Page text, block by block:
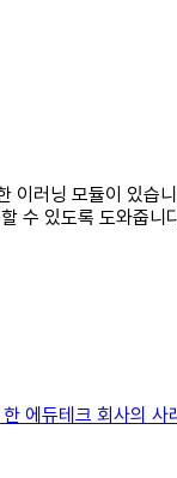
러닝 모듈이 있
수 있도록 도와줍
에듀테크 회사의